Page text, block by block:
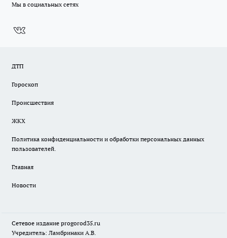
Мы в социальных сетях
ДТП
Гороскоп
Происшествия
ЖКХ
Политика конфиденциальности и обработки персональных данных
пользователей.
Главная
Новости
Сетевое издание progorod35.ru
Учредитель: Ламбринаки А.В.